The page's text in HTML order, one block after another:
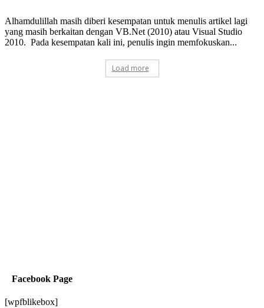
Alhamdulillah masih diberi kesempatan untuk menulis artikel lagi
yang masih berkaitan dengan VB.Net (2010) atau Visual Studio
2010. Pada kesempatan kali ini, penulis ingin memfokuskan...
Load more
Facebook Page
[wpfblikebox]